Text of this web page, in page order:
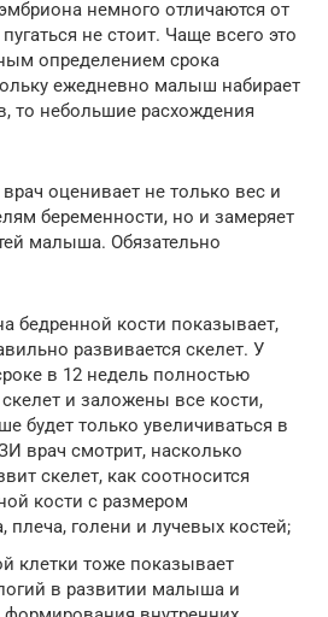
немного отличаются от
не стоит. Чаще всего это
определением срока
ежедневно малыш набирает
то небольшие расхождения
оценивает не только вес и
беременности, но и замеряет
малыша. Обязательно
бедренной кости показывает,
развивается скелет. У
в 12 недель полностью
и заложены все кости,
будет только увеличиваться в
врач смотрит, насколько
скелет, как соотносится
кости с размером
плеча, голени и лучевых костей;
клетки тоже показывает
в развитии малыша и